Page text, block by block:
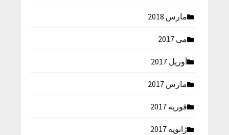
مارس 2018
می 2017
آوریل 2017
مارس 2017
فوریه 2017
ژانویه 2017